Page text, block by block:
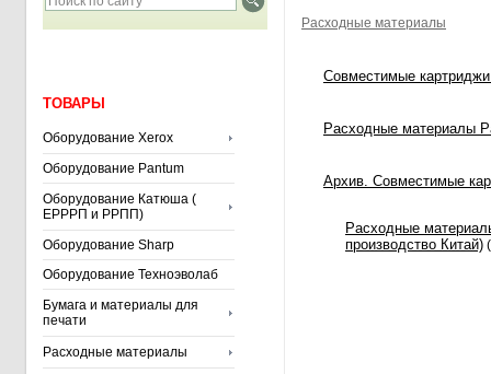
ТОВАРЫ
Оборудование Xerox
Оборудование Pantum
Оборудование Катюша (
ЕРРРП и РРПП)
Оборудование Sharp
Оборудование Техноэволаб
Бумага и материалы для
печати
Расходные материалы
Расходные материалы
Совместимые
Расходные материалы
Архив. Совместимые
Расходные
производство Китай)